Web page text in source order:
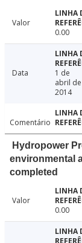
Valor
0.00
Data
1 de
abril de
2014
Comentário
Hydropower
environmental
completed
Valor
0.00